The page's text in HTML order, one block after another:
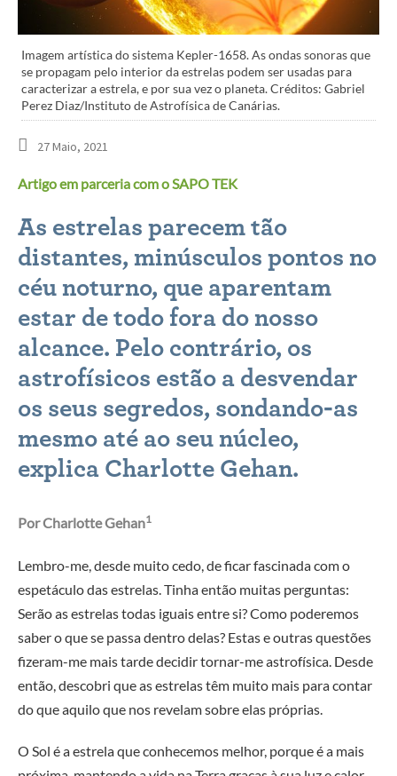
Imagem artística do sistema Kepler-1658. As ondas sonoras que
se propagam pelo interior da estrelas podem ser usadas para
caracterizar a estrela, e por sua vez o planeta. Créditos: Gabriel
Perez Diaz/Instituto de Astrofísica de Canárias.
27 Maio, 2021
Artigo em parceria com o SAPO TEK
As estrelas parecem tão
distantes, minúsculos pontos no
céu noturno, que aparentam
estar de todo fora do nosso
alcance. Pelo contrário, os
astrofísicos estão a desvendar
os seus segredos, sondando-as
mesmo até ao seu núcleo,
explica Charlotte Gehan.
Por Charlotte Gehan1
Lembro-me, desde muito cedo, de ficar fascinada com o
espetáculo das estrelas. Tinha então muitas perguntas:
Serão as estrelas todas iguais entre si? Como poderemos
saber o que se passa dentro delas? Estas e outras questões
fizeram-me mais tarde decidir tornar-me astrofísica. Desde
então, descobri que as estrelas têm muito mais para contar
do que aquilo que nos revelam sobre elas próprias.
O Sol é a estrela que conhecemos melhor, porque é a mais